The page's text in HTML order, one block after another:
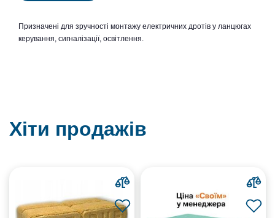
Призначені для зручності монтажу електричних дротів у ланцюгах
керування, сигналізації, освітлення.
Хіти продажів